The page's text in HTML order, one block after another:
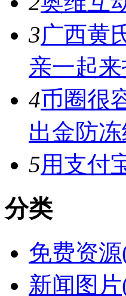
3广西黄
亲一起
4币圈很
出金防
5用支付
分类
免费资源
新闻图片